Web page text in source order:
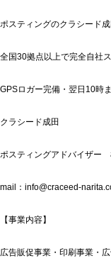
ポスティングのクラシード成
全国30拠点以上で完全自社
GPSロガー完備・翌日10時
クラシード成田
ポスティングアドバイザー
mail：info@craceed-
【事業内容】
広告販促事業・印刷事業・